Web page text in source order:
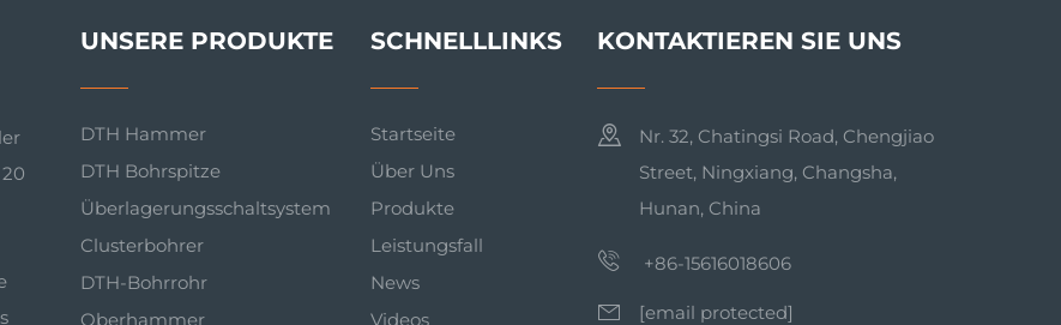
UNSERE PRODUKTE
DTH Hammer
DTH Bohrspitze
Überlagerungsschaltsystem
Clusterbohrer
DTH-Bohrrohr
Oberhammer
SCHNELLLINKS
Startseite
Über Uns
Produkte
Leistungsfall
News
Videos
KONTAKTIEREN SIE UNS
Nr. 32, Chatingsi Road, Chengjiao
Street, Ningxiang, Changsha,
Hunan, China
+86-15616018606
[email protected]